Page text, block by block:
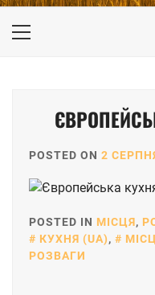
Primary
POSTED ON 2
POSTED IN МІСЦЯ,
КУХНЯ (UA),
РОЗВАГИ
pagination